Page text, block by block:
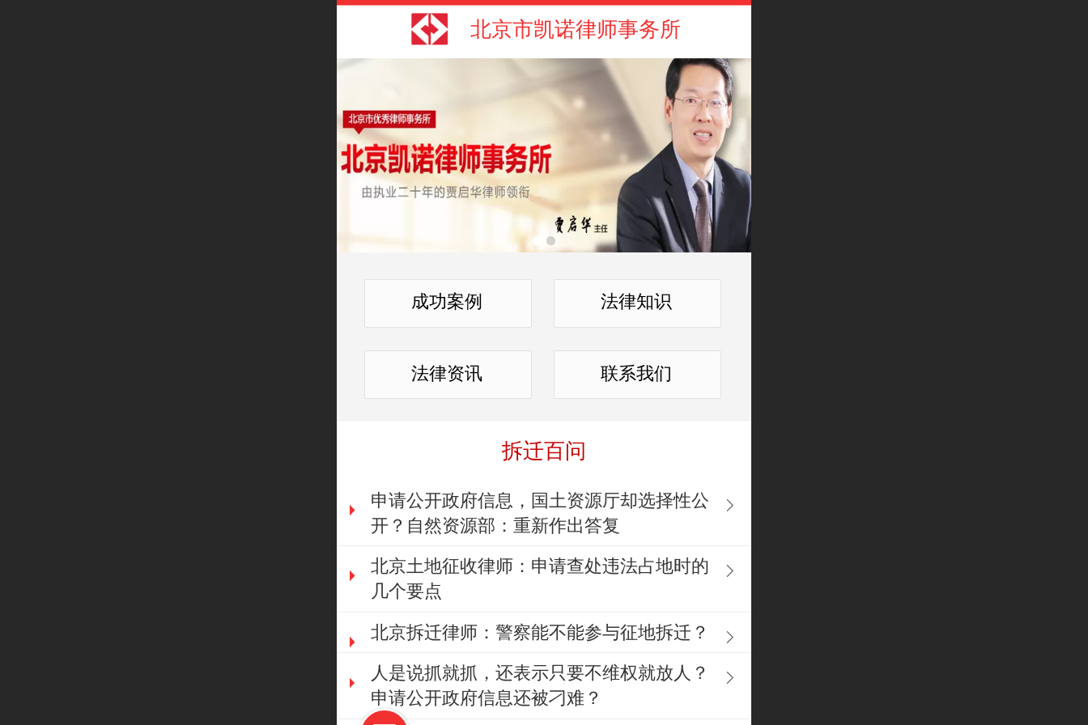
北京市凯诺律师事务所
成功案例 法律知识
法律资讯 联系我们
拆迁百问
申请公开政府信息，国土资源厅却选择性公
开？自然资源部：重新作出答复
北京土地征收律师：申请查处违法占地时的
几个要点
北京拆迁律师：警察能不能参与征地拆迁？
人是说抓就抓，还表示只要不维权就放人？
申请公开政府信息还被刁难？